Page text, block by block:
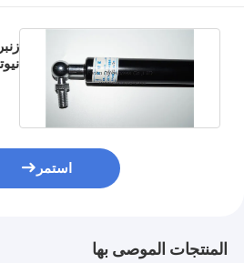
استمر
المنتجات الموصى بها